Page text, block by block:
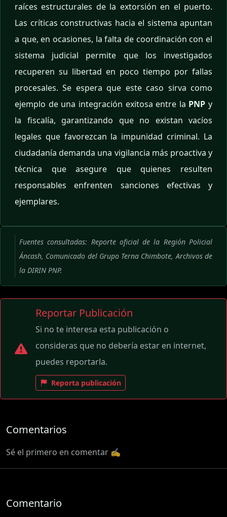
raíces estructurales de la extorsión en el puerto.
Las críticas constructivas hacia el sistema apuntan
a que, en ocasiones, la falta de coordinación con el
sistema judicial permite que los investigados
recuperen su libertad en poco tiempo por fallas
procesales. Se espera que este caso sirva como
ejemplo de una integración exitosa entre la PNP y
la fiscalía, garantizando que no existan vacíos
legales que favorezcan la impunidad criminal. La
ciudadanía demanda una vigilancia más proactiva y
técnica que asegure que quienes resulten
responsables enfrenten sanciones efectivas y
ejemplares.
Fuentes consultadas: Reporte oficial de la Región Policial
Áncash, Comunicado del Grupo Terna Chimbote, Archivos de
la DIRIN PNP.
Reportar Publicación
Si no te interesa esta publicación o
consideras que no debería estar en internet,
puedes reportarla.
Reporta publicación
Comentarios
Sé el primero en comentar ✍️
Comentario